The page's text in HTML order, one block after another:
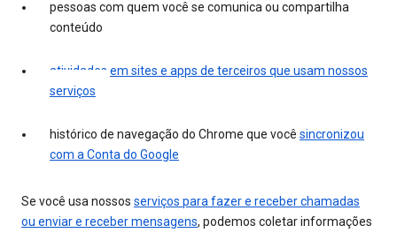
pessoas com quem você se comunica ou compartilha
conteúdo
atividades em sites e apps de terceiros que usam nossos
serviços
histórico de navegação do Chrome que você sincronizou
com a Conta do Google
Se você usa nossos serviços para fazer e receber chamadas
ou enviar e receber mensagens, podemos coletar informações